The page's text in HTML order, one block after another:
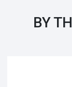
BY